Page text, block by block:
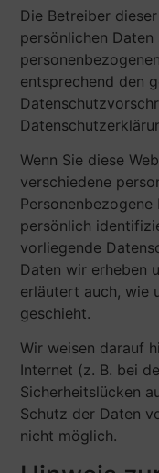
Die Betreiber
persönlichen
entsprechend den
Wenn Sie diese
verschiedene
persönlich
vorliegende
Daten wir erheben
erläutert auch, wie
geschieht.
Wir weisen darauf
Internet (z. B. bei
Sicherheitslücken
Schutz der Daten
nicht möglich.